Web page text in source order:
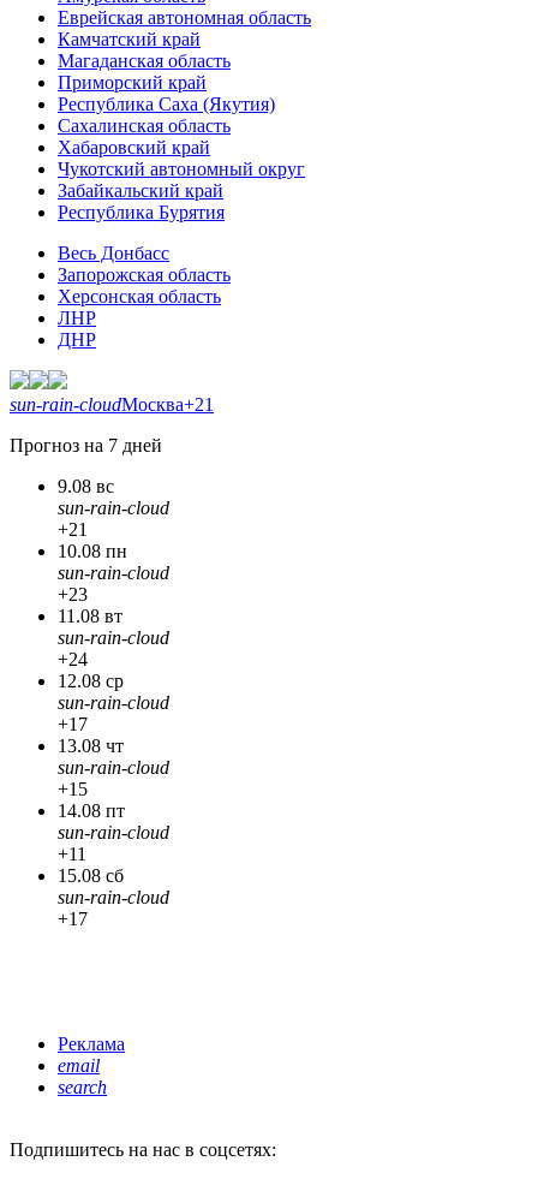
Еврейская автономная область
Камчатский край
Магаданская область
Приморский край
Республика Саха (Якутия)
Сахалинская область
Хабаровский край
Чукотский автономный округ
Забайкальский край
Республика Бурятия
Весь Донбасс
Запорожская область
Херсонская область
ЛНР
ДНР
sun-rain-cloudМосква+21
Прогноз на 7 дней
9.08 вс
sun-rain-cloud
+21
10.08 пн
sun-rain-cloud
+23
11.08 вт
sun-rain-cloud
+24
12.08 ср
sun-rain-cloud
+17
13.08 чт
sun-rain-cloud
+15
14.08 пт
sun-rain-cloud
+11
15.08 сб
sun-rain-cloud
+17
Реклама
email
search
Подпишитесь на нас в соцсетях: